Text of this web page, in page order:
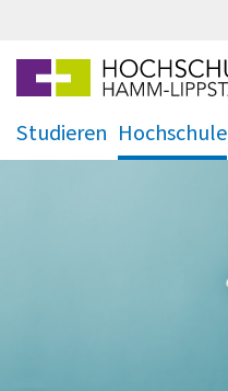
Studieren
.
Hochschule
.